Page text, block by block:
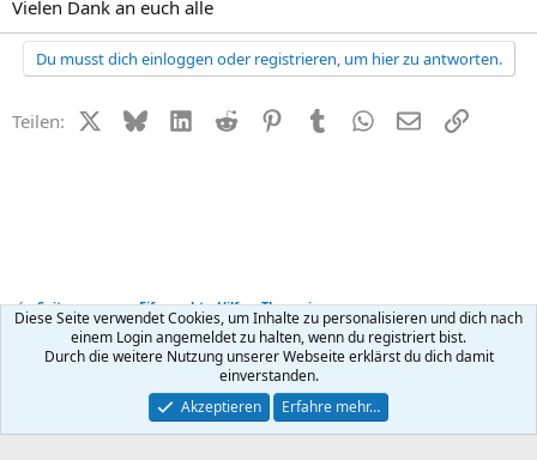
Vielen Dank an euch alle
Du musst dich einloggen oder registrieren, um hier zu antworten.
Teilen: X (Twitter)
BlueskyLinkedIn
Reddit PinterestTumblr WhatsApp
E-MailLink
Seitensprung + Eifersucht - Hilfe + Therapie
Kontakt Nutzungsbedingungen Datenschutz Hilfe
R
Community platform by XenForo ® © 2010-2026 XenForo Ltd.
Diese Seite verwendet Cookies, um Inhalte zu personalisieren und dich nach
einem Login angemeldet zu halten, wenn du registriert bist.
Durch die weitere Nutzung unserer Webseite erklärst du dich damit
einverstanden.
Akzeptieren
Erfahre mehr…